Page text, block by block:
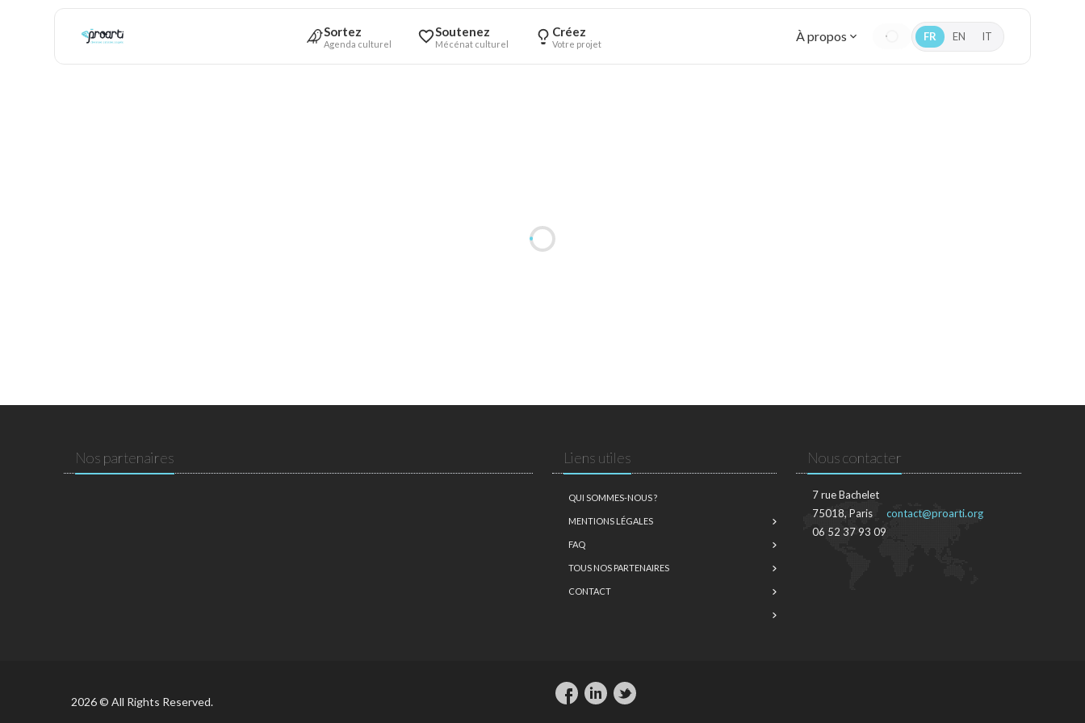
Sortez
Agenda culturel
Soutenez
Mécénat culturel
Créez
Votre projet À propos FR EN IT
Nos partenaires Liens utiles
QUI SOMMES-NOUS ?
MENTIONS LÉGALES
FAQ
TOUS NOS PARTENAIRES
CONTACT
Nous contacter
7 rue Bachelet
75018, Paris
06 52 37 93 09
contact@proarti.org
2026 © All Rights Reserved.